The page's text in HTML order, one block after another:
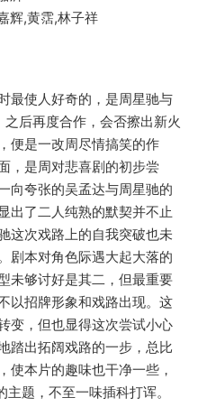
,黄霑,林子祥
使人好奇的，是周星驰与
后再度合作，会否擦出新火
便是一改周尽情搞笑的作
，是周对悲喜剧的初步尝
向夸张的吴孟达与周星驰的
出了二人纯熟的默契并不止
这次戏路上的自我突破也未
剧本对角色际遇大起大落的
未够讨好是其二，但最重要
以招牌形象和戏路出现。这
变，但也显得这次尝试小心
踏出拓阔戏路的一步，总比
使本片的趣味也干净一些，
题，不至一味插科打诨。